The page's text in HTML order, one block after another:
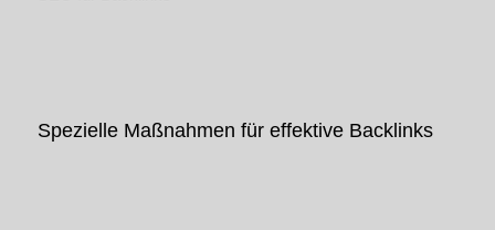
Spezielle Maßnahmen für effektive Backlinks